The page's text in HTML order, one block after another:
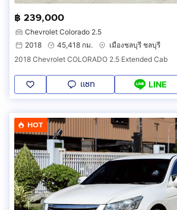
฿ 239,000
Chevrolet Colorado 2.5
2018
45,418 กม.
เมืองชลบุรี ชลบุรี
2018 Chevrolet COLORADO 2.5 Extended Cab
แชท LINE
HOT